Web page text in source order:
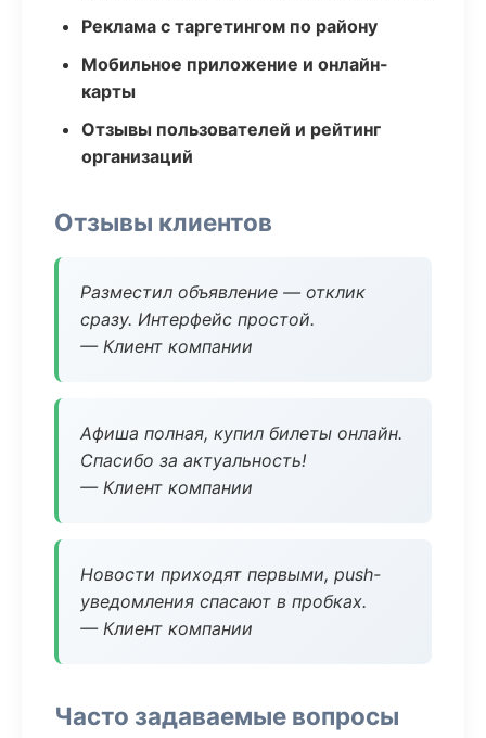
Реклама с таргетингом по району
Мобильное приложение и онлайн-
карты
Отзывы пользователей и рейтинг
организаций
Отзывы клиентов
Разместил объявление — отклик
сразу. Интерфейс простой.
— Клиент компании
Афиша полная, купил билеты онлайн.
Спасибо за актуальность!
— Клиент компании
Новости приходят первыми, push-
уведомления спасают в пробках.
— Клиент компании
Часто задаваемые вопросы